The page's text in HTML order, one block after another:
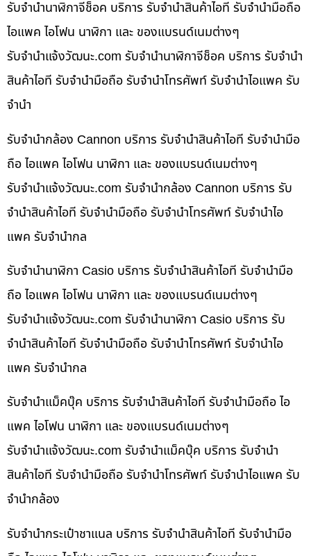
รับจำนำนาฬิกาจีช็อค บริการ รับจำนำสินค้าไอที รับจำนำมือถือ
ไอแพค ไอโฟน นาฬิกา และ ของแบรนด์เนมต่างๆ
รับจํานําแจ้งวัฒนะ.com รับจำนำนาฬิกาจีช็อค บริการ รับจำนำ
สินค้าไอที รับจำนำมือถือ รับจำนำโทรศัพท์ รับจำนำไอแพค รับ
จำนำ
รับจำนำกล้อง Cannon บริการ รับจำนำสินค้าไอที รับจำนำมือ
ถือ ไอแพค ไอโฟน นาฬิกา และ ของแบรนด์เนมต่างๆ
รับจํานําแจ้งวัฒนะ.com รับจำนำกล้อง Cannon บริการ รับ
จำนำสินค้าไอที รับจำนำมือถือ รับจำนำโทรศัพท์ รับจำนำไอ
แพค รับจำนำกล
รับจำนำนาฬิกา Casio บริการ รับจำนำสินค้าไอที รับจำนำมือ
ถือ ไอแพค ไอโฟน นาฬิกา และ ของแบรนด์เนมต่างๆ
รับจํานําแจ้งวัฒนะ.com รับจำนำนาฬิกา Casio บริการ รับ
จำนำสินค้าไอที รับจำนำมือถือ รับจำนำโทรศัพท์ รับจำนำไอ
แพค รับจำนำกล
รับจำนำแม็คบุ๊ค บริการ รับจำนำสินค้าไอที รับจำนำมือถือ ไอ
แพค ไอโฟน นาฬิกา และ ของแบรนด์เนมต่างๆ
รับจํานําแจ้งวัฒนะ.com รับจำนำแม็คบุ๊ค บริการ รับจำนำ
สินค้าไอที รับจำนำมือถือ รับจำนำโทรศัพท์ รับจำนำไอแพค รับ
จำนำกล้อง
รับจำนำกระเป๋าชาแนล บริการ รับจำนำสินค้าไอที รับจำนำมือ